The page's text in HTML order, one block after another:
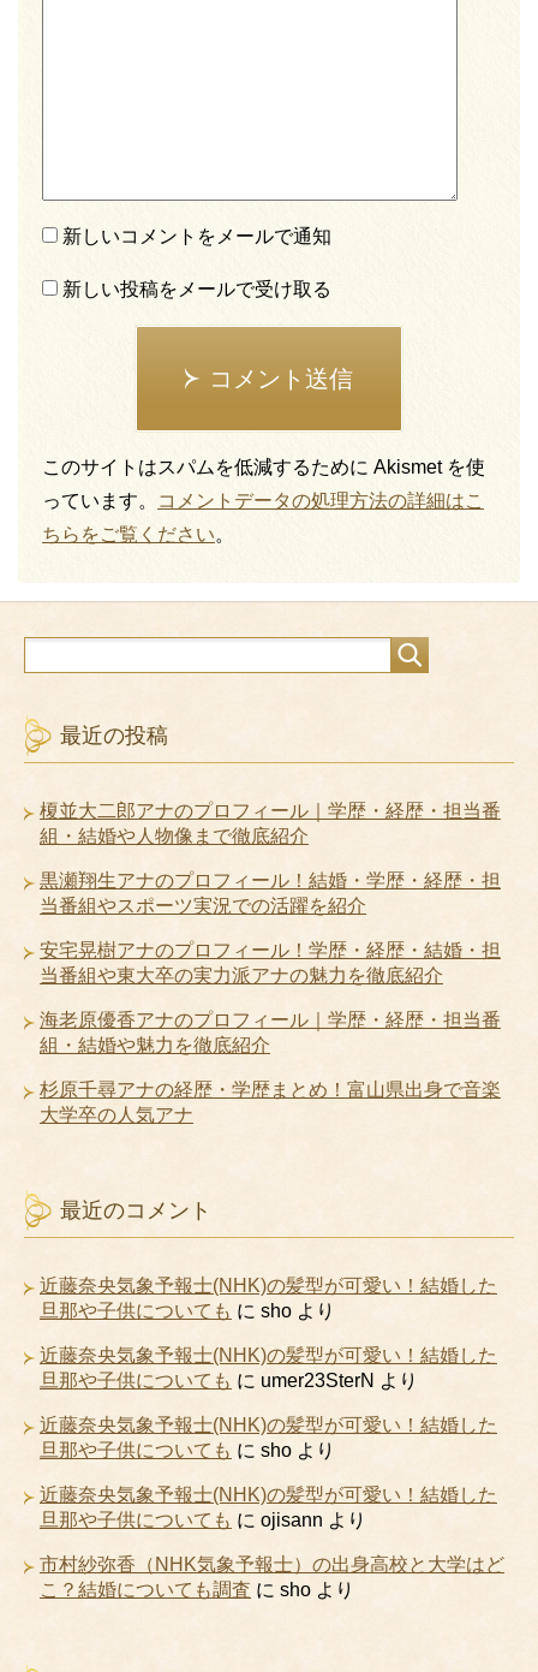
新しいコメントをメールで通知
新しい投稿をメールで受け取る
コメント送信
このサイトはスパムを低減するために Akismet を使
っています。
コメントデータの処理方法の詳細はこ
ちらをご覧ください。
最近の投稿
榎並大二郎アナのプロフィール｜学歴・経歴・担当番
組・結婚や人物像まで徹底紹介
黒瀬翔生アナのプロフィール！結婚・学歴・経歴・担
当番組やスポーツ実況での活躍を紹介
安宅晃樹アナのプロフィール！学歴・経歴・結婚・担
当番組や東大卒の実力派アナの魅力を徹底紹介
海老原優香アナのプロフィール｜学歴・経歴・担当番
組・結婚や魅力を徹底紹介
杉原千尋アナの経歴・学歴まとめ！富山県出身で音楽
大学卒の人気アナ
最近のコメント
近藤奈央気象予報士(NHK)の髪型が可愛い！結婚した
旦那や子供についても に sho より
近藤奈央気象予報士(NHK)の髪型が可愛い！結婚した
旦那や子供についても に umer23SterN より
近藤奈央気象予報士(NHK)の髪型が可愛い！結婚した
旦那や子供についても に sho より
近藤奈央気象予報士(NHK)の髪型が可愛い！結婚した
旦那や子供についても に ojisann より
市村紗弥香（NHK気象予報士）の出身高校と大学はど
こ？結婚についても調査 に sho より